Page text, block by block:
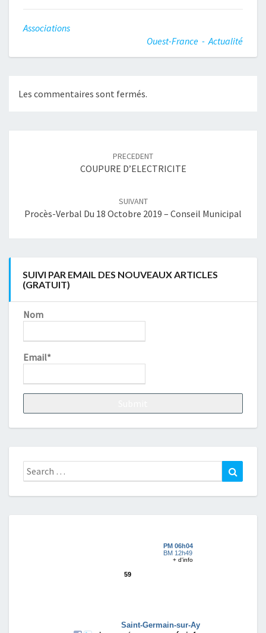
Associations
Ouest-France - Actualité
Les commentaires sont fermés.
PRECEDENT
COUPURE D’ELECTRICITE
SUIVANT
Procès-Verbal Du 18 Octobre 2019 – Conseil Municipal
SUIVI PAR EMAIL DES NOUVEAUX ARTICLES
(GRATUIT)
Nom
Email*
Search
for: